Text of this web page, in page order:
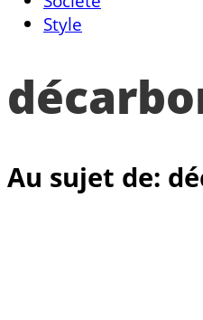
Style
Au sujet de: